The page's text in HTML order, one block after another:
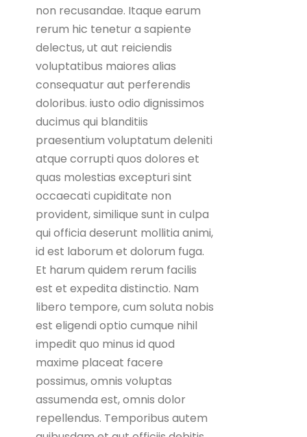
non recusandae. Itaque earum
rerum hic tenetur a sapiente
delectus, ut aut reiciendis
voluptatibus maiores alias
consequatur aut perferendis
doloribus. iusto odio dignissimos
ducimus qui blanditiis
praesentium voluptatum deleniti
atque corrupti quos dolores et
quas molestias excepturi sint
occaecati cupiditate non
provident, similique sunt in culpa
qui officia deserunt mollitia animi,
id est laborum et dolorum fuga.
Et harum quidem rerum facilis
est et expedita distinctio. Nam
libero tempore, cum soluta nobis
est eligendi optio cumque nihil
impedit quo minus id quod
maxime placeat facere
possimus, omnis voluptas
assumenda est, omnis dolor
repellendus. Temporibus autem